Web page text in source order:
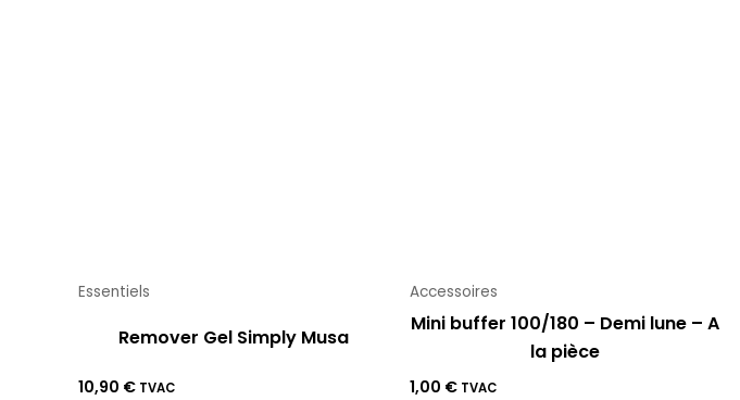
Essentiels
Remover Gel Simply Musa
10,90 € TVAC
Accessoires
Mini buffer 100/180 – Demi lune – A
la pièce
1,00 € TVAC